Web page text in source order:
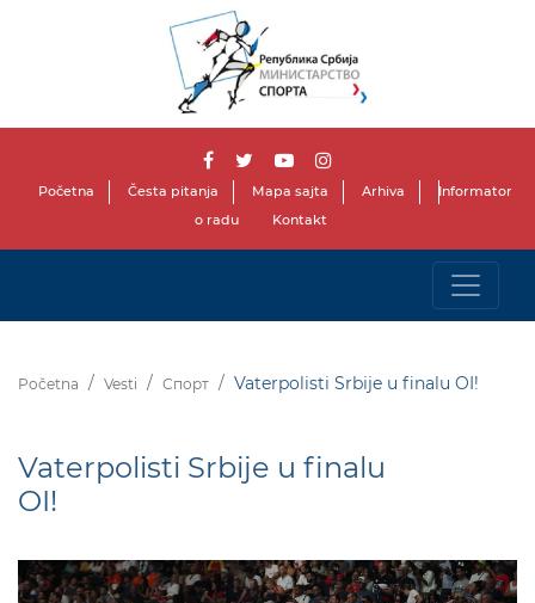
Početna Česta pitanja Mapa sajta Arhiva
Informator
o radu
Kontakt
Početna Vesti Спорт Vaterpolisti Srbije u finalu OI!
Vaterpolisti Srbije u finalu
OI!